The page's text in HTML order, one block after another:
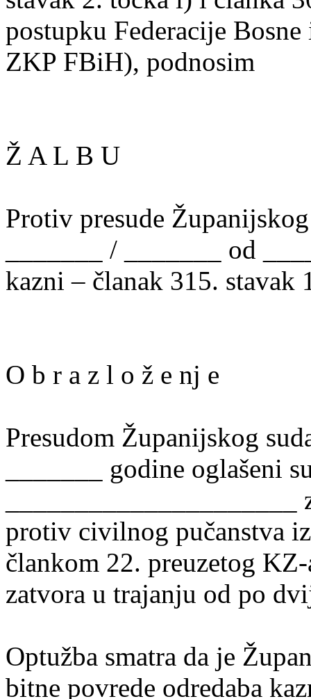
postupku Federacije
ZKP FBiH), podnosim
Ž A L B U
Protiv presude
_______ / _______ od
kazni – članak 315. stavak
O b r a z l o ž e nj e
Presudom Županijskog
_______ godine oglašeni
protiv civilnog pučanstva
člankom 22. preuzetog
zatvora u trajanju od po
Optužba smatra da je
bitne povrede odredaba